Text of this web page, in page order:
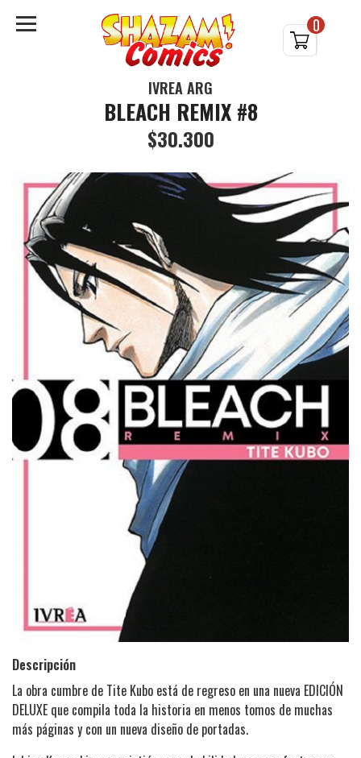
0
IVREA ARG
BLEACH REMIX #8
$30.300
Descripción
La obra cumbre de Tite Kubo está de regreso en una nueva EDICIÓN
DELUXE que compila toda la historia en menos tomos de muchas
más páginas y con un nueva diseño de portadas.